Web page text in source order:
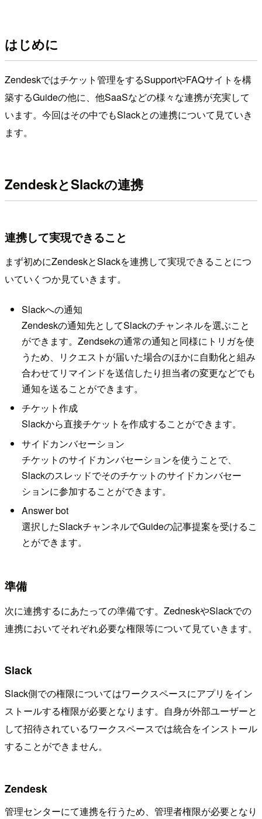
はじめに
Zendeskではチケット管理をするSupportやFAQサイトを構
築するGuideの他に、他SaaSなどの様々な連携が充実して
います。今回はその中でもSlackとの連携について見ていき
ます。
ZendeskとSlackの連携
連携して実現できること
まず初めにZendeskとSlackを連携して実現できることにつ
いていくつか見ていきます。
Slackへの通知
Zendeskの通知先としてSlackのチャンネルを選ぶこと
ができます。Zendsekの通常の通知と同様にトリガを使
うため、リクエストが届いた場合のほかに自動化と組み
合わせてリマインドを送信したり担当者の変更などでも
通知を送ることができます。
チケット作成
Slackから直接チケットを作成することができます。
サイドカンバセーション
チケットのサイドカンバセーションを使うことで、
Slackのスレッドでそのチケットのサイドカンバセー
ションに参加することができます。
Answer bot
選択したSlackチャンネルでGuideの記事提案を受けるこ
とができます。
準備
次に連携するにあたっての準備です。ZedneskやSlackでの
連携においてそれぞれ必要な権限等について見ていきます。
Slack
Slack側での権限についてはワークスペースにアプリをイン
ストールする権限が必要となります。自身が外部ユーザーと
して招待されているワークスペースでは統合をインストール
することができません。
Zendesk
管理センターにて連携を行うため、管理者権限が必要となり